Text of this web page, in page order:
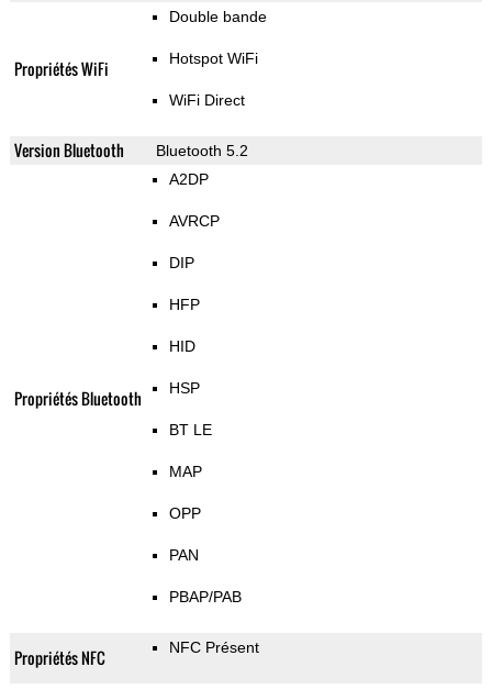
Propriétés WiFi
Double bande
Hotspot WiFi
WiFi Direct
Version Bluetooth Bluetooth 5.2
Propriétés Bluetooth
A2DP
AVRCP
DIP
HFP
HID
HSP
BT LE
MAP
OPP
PAN
PBAP/PAB
Propriétés NFC NFC Présent